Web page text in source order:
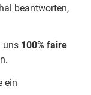
beantworten,
uns 100% faire
ein